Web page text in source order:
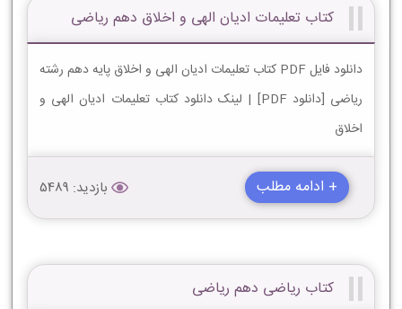
کتاب تعلیمات ادیان الهی و اخلاق دهم ریاضی
دانلود فایل PDF کتاب تعلیمات ادیان الهی و اخلاق پایه دهم رشته
ریاضی [دانلود PDF] | لینک دانلود کتاب تعلیمات ادیان الهی و
اخلاق
+ ادامه مطلب بازدید: 5489
کتاب ریاضی دهم ریاضی